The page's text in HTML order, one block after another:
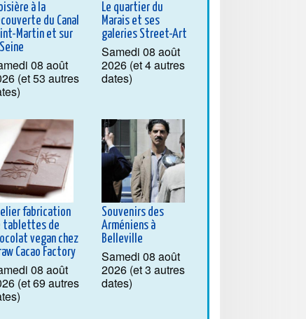
à la
du Canal
Martin et sur
08 août
(et 53 autres
Le quartier du
Marais et ses
galeries Street-Art
Samedi 08 août
2026 (et 4 autres
dates)
fabrication
tablettes de
vegan chez
Cacao Factory
08 août
(et 69 autres
Souvenirs des
Arméniens à
Belleville
Samedi 08 août
2026 (et 3 autres
dates)